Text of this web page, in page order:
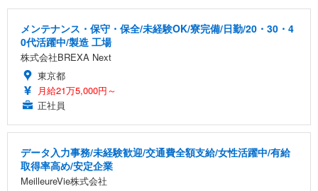
メンテナンス・保守・保全/未経験OK/寮完備/日勤/20・30・4
0代活躍中/製造 工場
株式会社BREXA Next
東京都
月給21万5,000円～
正社員
データ入力事務/未経験歓迎/交通費全額支給/女性活躍中/有給
取得率高め/安定企業
MeilleureVie株式会社